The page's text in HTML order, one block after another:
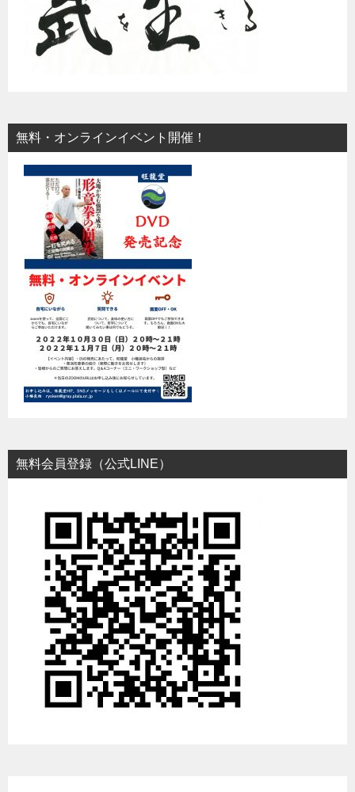
無料・オンラインイベント開催！
無料会員登録（公式LINE）